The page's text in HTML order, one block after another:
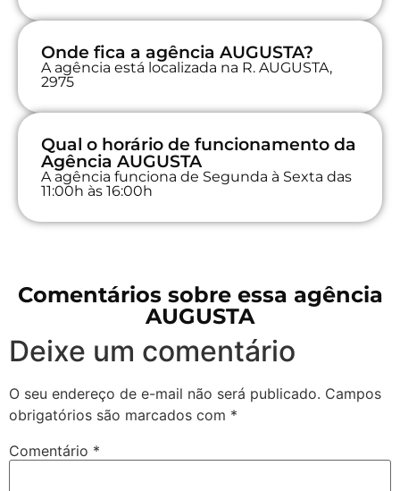
Onde fica a agência AUGUSTA?
A agência está localizada na R. AUGUSTA,
2975
Qual o horário de funcionamento da
Agência AUGUSTA
A agência funciona de Segunda à Sexta das
11:00h às 16:00h
Comentários sobre essa agência
AUGUSTA
Deixe um comentário
O seu endereço de e-mail não será publicado. Campos
obrigatórios são marcados com *
Comentário *